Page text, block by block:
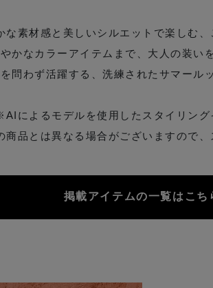
な素材感と美しいシルエットで楽しむ、
かなカラーアイテムまで、大人の装い
問わず活躍する、洗練されたサマール
によるモデルを使用したスタイリング
商品とは異なる場合がございますので
掲載アイテムの一覧はこち